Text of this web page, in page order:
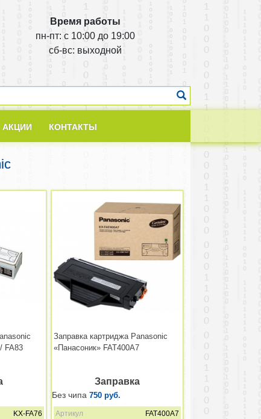
Время работы
пн-пт: с 10:00 до 19:00
cб-вс: выходной
АКЦИИ КОНТАКТЫ
FA83
KX-FA76
Заправка картриджа Panasonic
«Панасоник» FAT400A7
Заправка
Без чипа750 руб.
Артикул FAT400A7